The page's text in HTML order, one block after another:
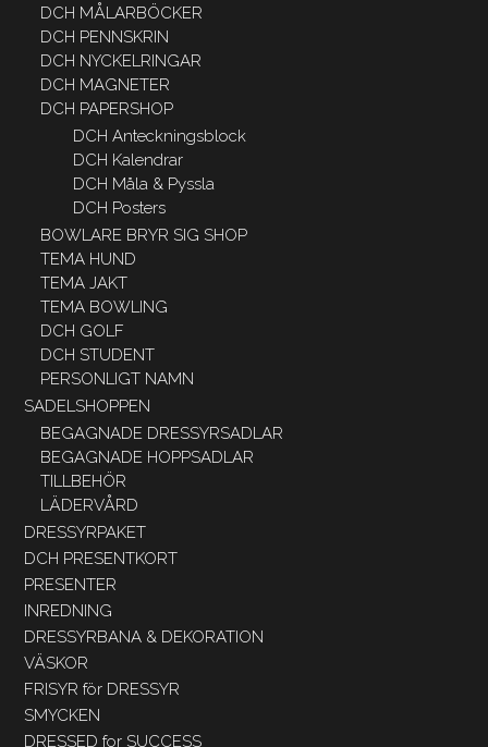
DCH MÅLARBÖCKER
DCH PENNSKRIN
DCH NYCKELRINGAR
DCH MAGNETER
DCH PAPERSHOP
DCH Anteckningsblock
DCH Kalendrar
DCH Måla & Pyssla
DCH Posters
BOWLARE BRYR SIG SHOP
TEMA HUND
TEMA JAKT
TEMA BOWLING
DCH GOLF
DCH STUDENT
PERSONLIGT NAMN
SADELSHOPPEN
BEGAGNADE DRESSYRSADLAR
BEGAGNADE HOPPSADLAR
TILLBEHÖR
LÄDERVÅRD
DRESSYRPAKET
DCH PRESENTKORT
PRESENTER
INREDNING
DRESSYRBANA & DEKORATION
VÄSKOR
FRISYR för DRESSYR
SMYCKEN
DRESSED for SUCCESS